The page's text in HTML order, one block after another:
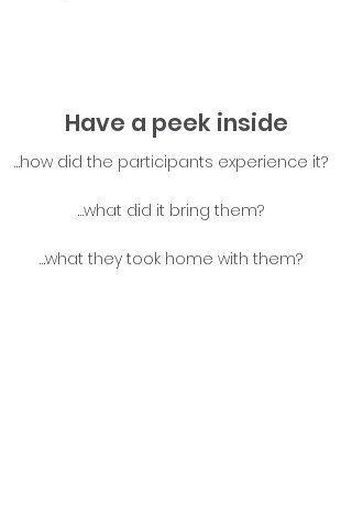
Have a peek inside
…how did the participants experience it?
…what did it bring them?
…what they took home with them?